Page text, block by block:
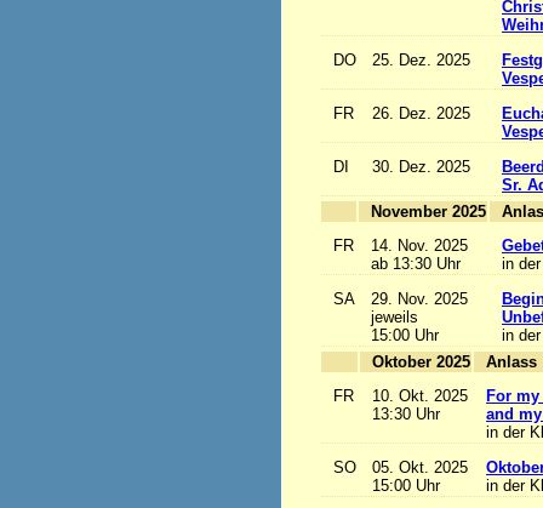
DO
25. Dez. 2025
FR
26. Dez. 2025
DI
30. Dez. 2025
Sr.
November 2025
FR
14. Nov. 2025
ab 13:30 Uhr
in
SA
29. Nov. 2025
jeweils
15:00 Uhr
in
Oktober 2025
FR
10. Okt. 2025
13:30 Uhr
For
and
in der
SO
05. Okt. 2025
15:00 Uhr
in der